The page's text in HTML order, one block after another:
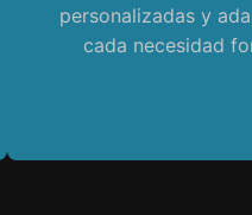
personalizadas y
cada necesidad